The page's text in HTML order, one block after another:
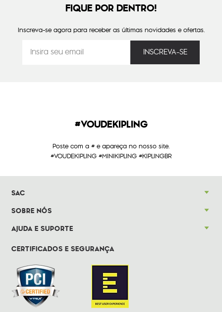
FIQUE POR DENTRO!
Inscreva-se agora para receber as últimas novidades e ofertas.
#VOUDEKIPLING
Poste com a # e apareça no nosso site.
#VOUDEKIPLING #MINIKIPLING #KIPLINGBR
SAC
SOBRE NÓS
AJUDA E SUPORTE
CERTIFICADOS E SEGURANÇA